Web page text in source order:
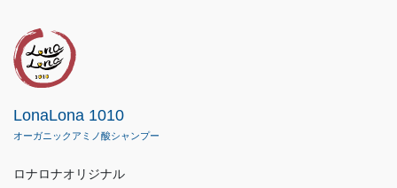
LonaLona 1010
オーガニックアミノ酸シャンプー
ロナロナオリジナル